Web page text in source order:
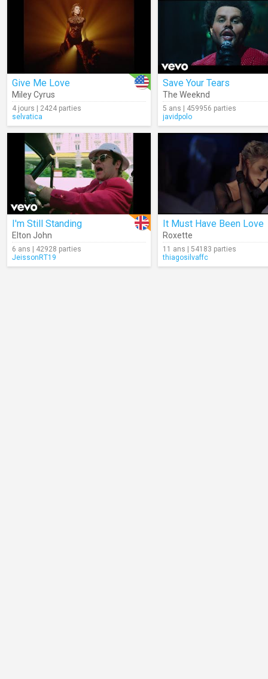
Give Me Love
Miley Cyrus
4 jours | 2424 parties
selvatica
Save Your Tears
The Weeknd
5 ans | 459956 parties
javidpolo
I'm Still Standing
Elton John
6 ans | 42928 parties
JeissonRT19
It Must Have Been Love
Roxette
11 ans | 54183 parties
thiagosilvaffc